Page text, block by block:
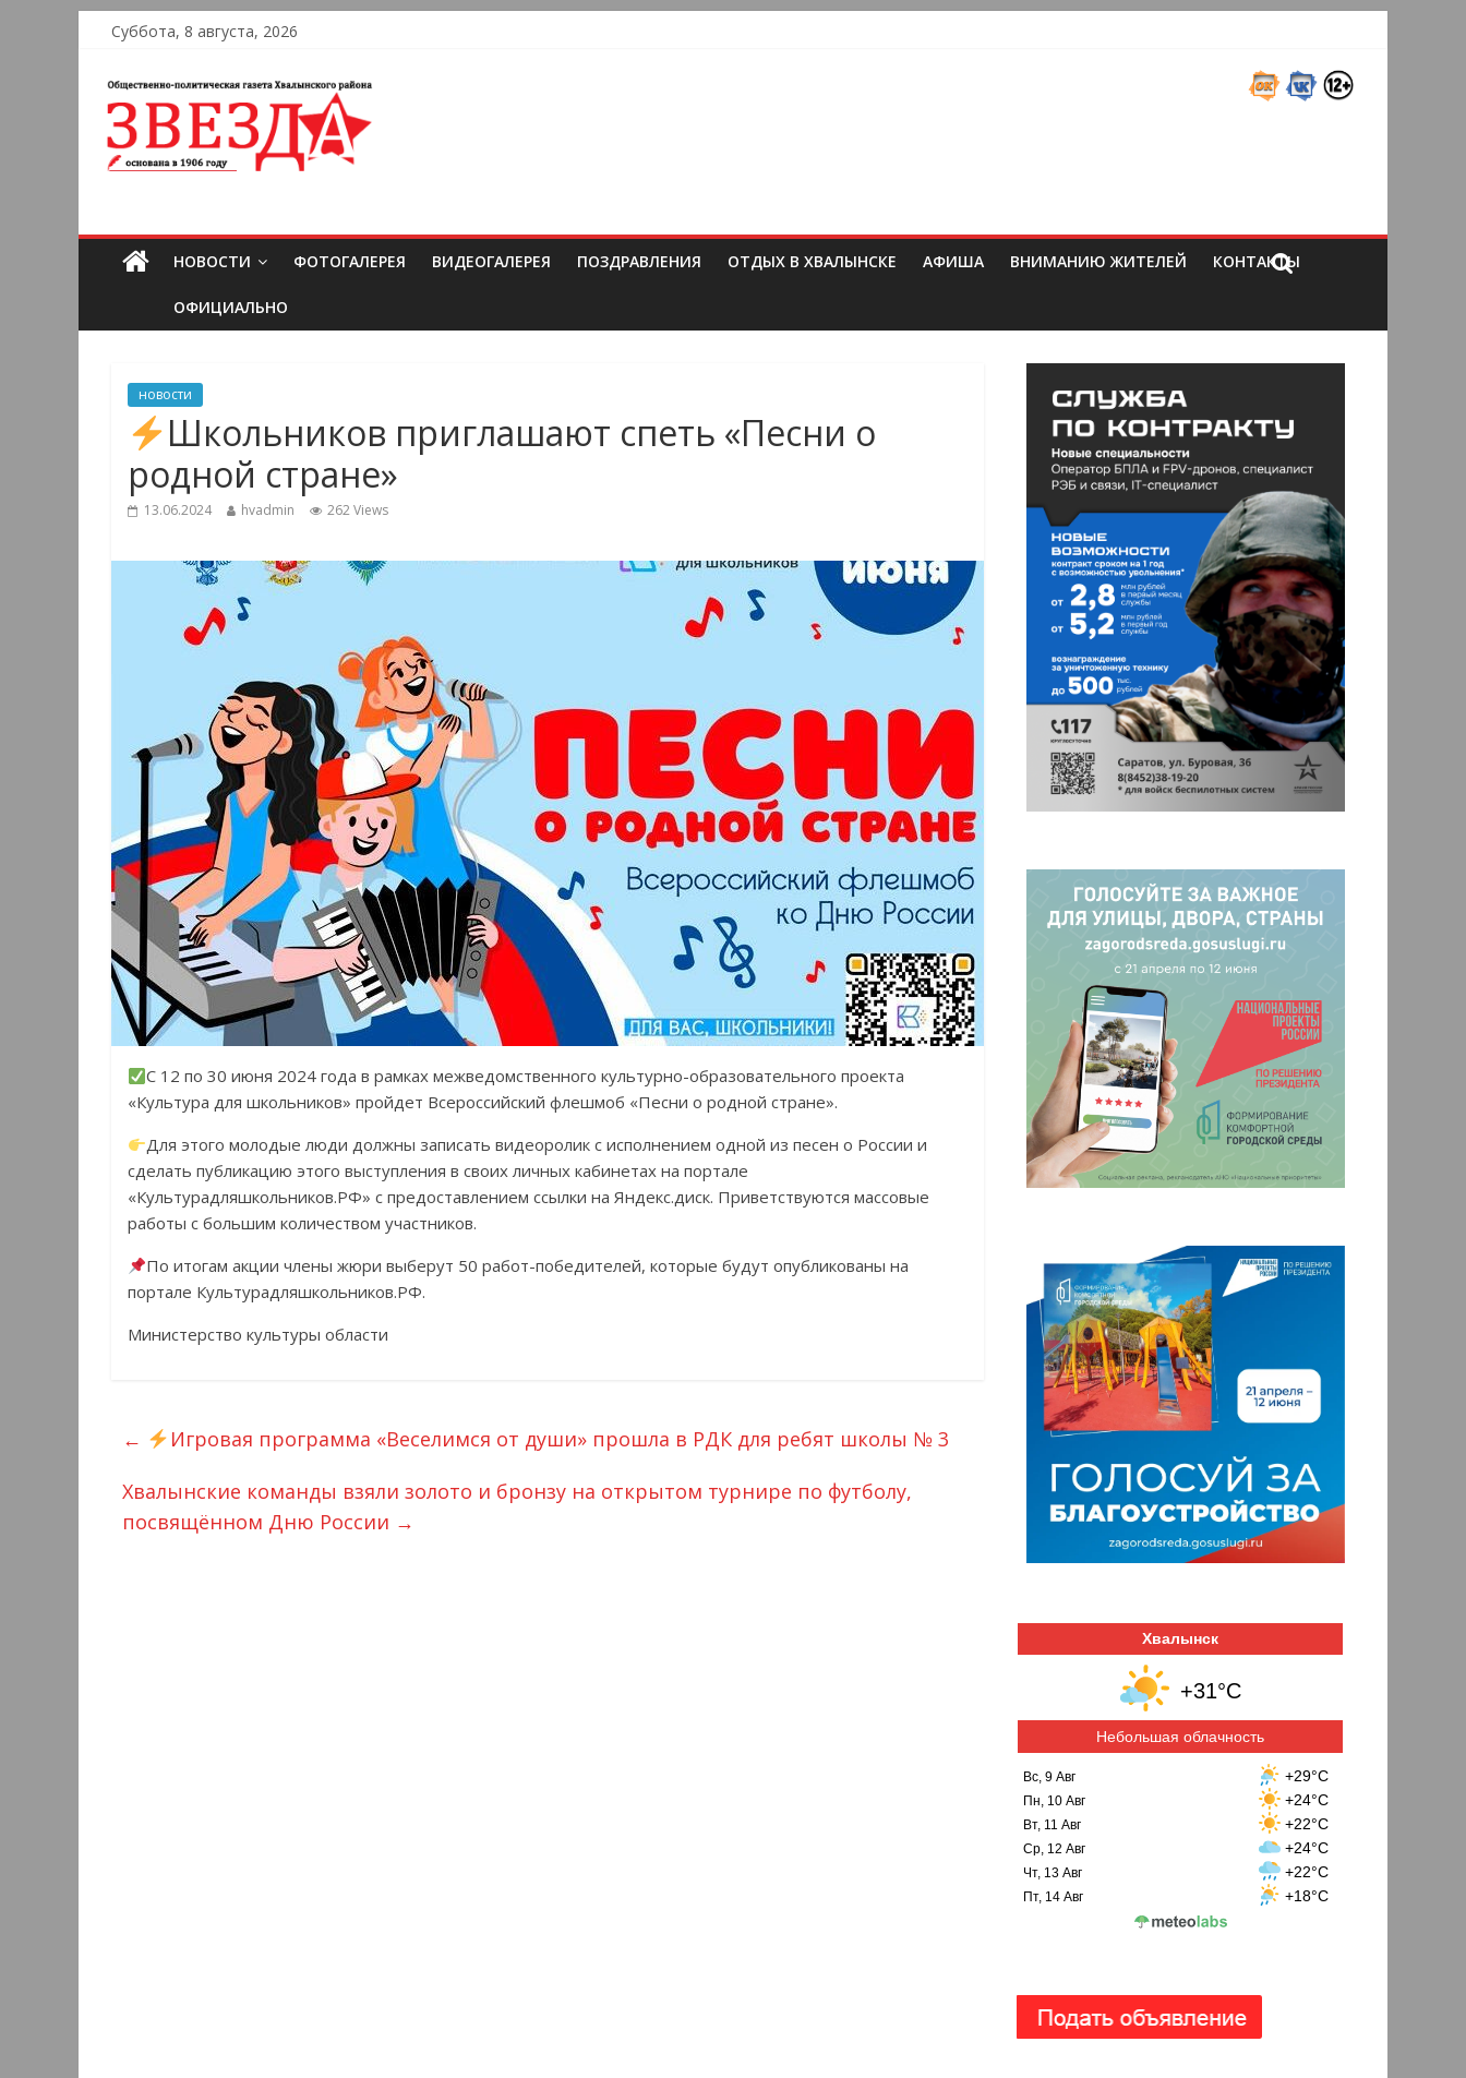
Суббота, 8 августа, 2026
НОВОСТИ ФОТОГАЛЕРЕЯ ВИДЕОГАЛЕРЕЯ ПОЗДРАВЛЕНИЯ ОТДЫХ В ХВАЛЫНСКЕ АФИША ВНИМАНИЮ ЖИТЕЛЕЙ КОНТАКТЫ
ОФИЦИАЛЬНО
новости
Школьников приглашают спеть «Песни о
родной стране»
13.06.2024 hvadmin 262 Views
С 12 по 30 июня 2024 года в рамках межведомственного культурно-образовательного проекта
«Культура для школьников» пройдет Всероссийский флешмоб «Песни о родной стране».
Для этого молодые люди должны записать видеоролик с исполнением одной из песен о России и
сделать публикацию этого выступления в своих личных кабинетах на портале
«Культурадляшкольников.РФ» с предоставлением ссылки на Яндекс.диск. Приветствуются массовые
работы с большим количеством участников.
По итогам акции члены жюри выберут 50 работ-победителей, которые будут опубликованы на
портале Культурадляшкольников.РФ.
Министерство культуры области
←
Игровая программа «Веселимся от души» прошла в РДК для ребят школы № 3
Хвалынские команды взяли золото и бронзу на открытом турнире по футболу,
посвящённом Дню России →
Хвалынск
+31°C
Небольшая облачность
Вс, 9 Авг +29°C
Пн, 10 Авг +24°C
Вт, 11 Авг +22°C
Ср, 12 Авг +24°C
Чт, 13 Авг +22°C
Пт, 14 Авг +18°C